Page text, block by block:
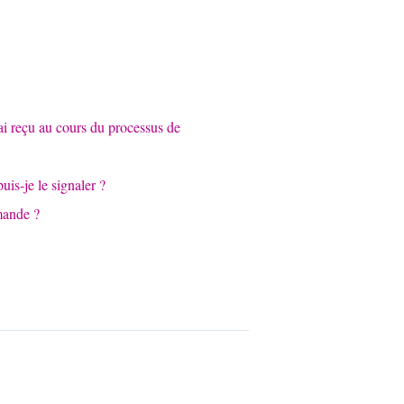
reçu au cours du processus de
je le signaler ?
?